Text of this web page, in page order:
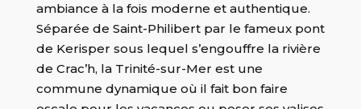
ambiance à la fois moderne et authentique.
Séparée de Saint-Philibert par le fameux pont
de Kerisper sous lequel s’engouffre la rivière
de Crac’h, la Trinité-sur-Mer est une
commune dynamique où il fait bon faire